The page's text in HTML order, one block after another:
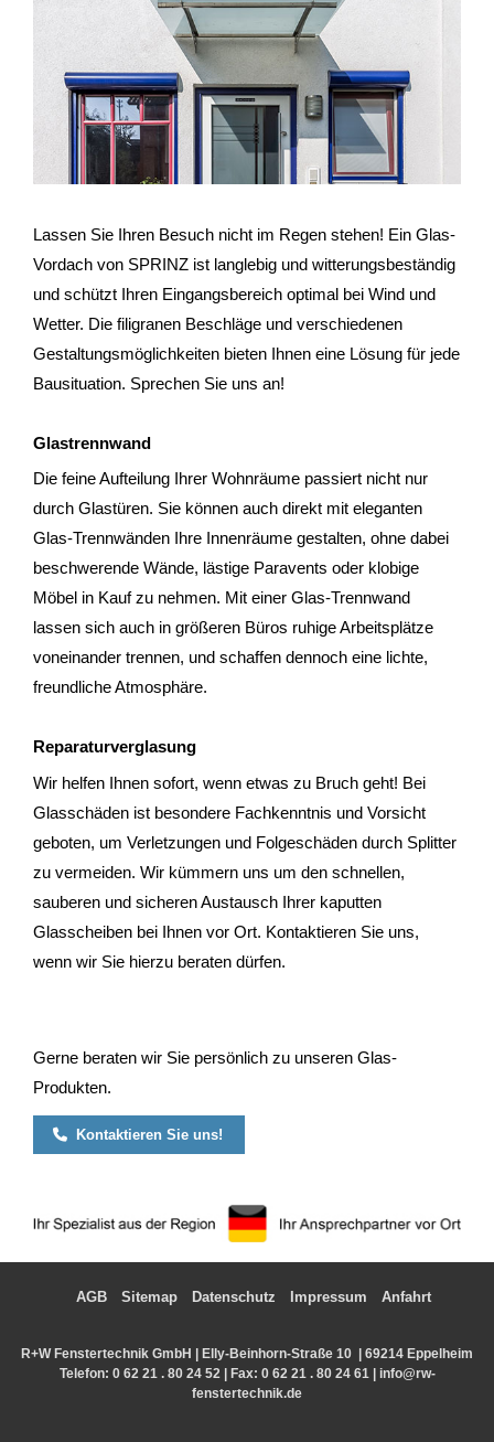
Lassen Sie Ihren Besuch nicht im Regen stehen! Ein Glas-
Vordach von SPRINZ ist langlebig und witterungsbeständig
und schützt Ihren Eingangsbereich optimal bei Wind und
Wetter. Die filigranen Beschläge und verschiedenen
Gestaltungsmöglichkeiten bieten Ihnen eine Lösung für jede
Bausituation. Sprechen Sie uns an!
Glastrennwand
Die feine Aufteilung Ihrer Wohnräume passiert nicht nur
durch Glastüren. Sie können auch direkt mit eleganten
Glas-Trennwänden Ihre Innenräume gestalten, ohne dabei
beschwerende Wände, lästige Paravents oder klobige
Möbel in Kauf zu nehmen. Mit einer Glas-Trennwand
lassen sich auch in größeren Büros ruhige Arbeitsplätze
voneinander trennen, und schaffen dennoch eine lichte,
freundliche Atmosphäre.
Reparaturverglasung
Wir helfen Ihnen sofort, wenn etwas zu Bruch geht! Bei
Glasschäden ist besondere Fachkenntnis und Vorsicht
geboten, um Verletzungen und Folgeschäden durch Splitter
zu vermeiden. Wir kümmern uns um den schnellen,
sauberen und sicheren Austausch Ihrer kaputten
Glasscheiben bei Ihnen vor Ort. Kontaktieren Sie uns,
wenn wir Sie hierzu beraten dürfen.
Gerne beraten wir Sie persönlich zu unseren Glas-
Produkten.
Kontaktieren Sie uns!
AGB Sitemap Datenschutz Impressum Anfahrt
R+W Fenstertechnik GmbH | Elly-Beinhorn-Straße 10 | 69214 Eppelheim
Telefon: 0 62 21 . 80 24 52 | Fax: 0 62 21 . 80 24 61 | info@rw-
fenstertechnik.de